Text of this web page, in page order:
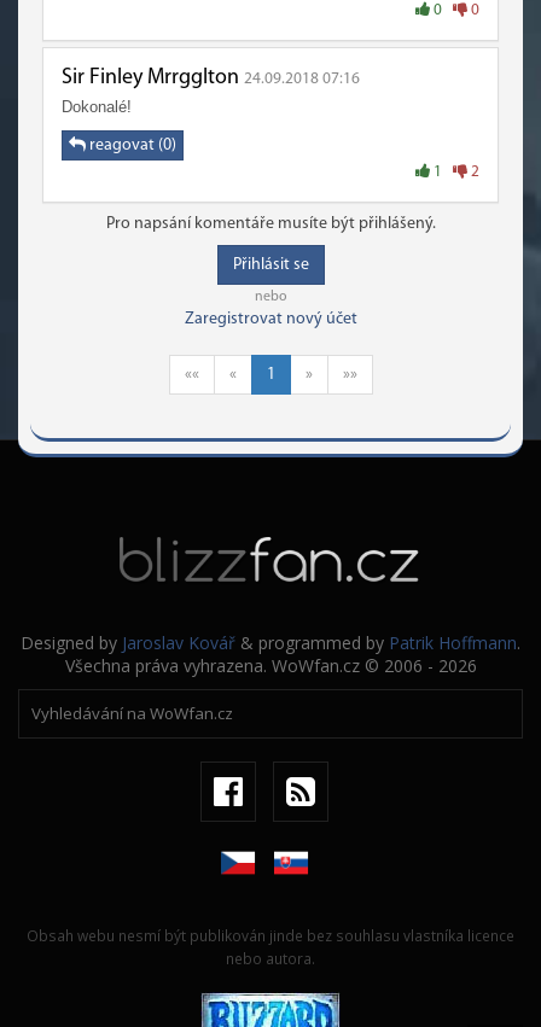
0 0
Sir Finley Mrrgglton 24.09.2018 07:16
Dokonalé!
reagovat (0)
1 2
Pro napsání komentáře musíte být přihlášený.
Přihlásit se
nebo
Zaregistrovat nový účet
«« « 1 » »»
Designed by Jaroslav Kovář & programmed by Patrik Hoffmann.
Všechna práva vyhrazena. WoWfan.cz © 2006 - 2026
Obsah webu nesmí být publikován jinde bez souhlasu vlastníka licence
nebo autora.